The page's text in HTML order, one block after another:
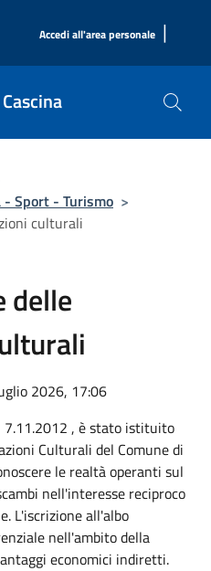
Accedi all'area personale |
Sport - Turismo >
culturali
delle
2026, 17:06
7.11.2012 , è stato istituito
Culturali del Comune di
le realtà operanti sul
nell'interesse reciproco
L'iscrizione all'albo
nell'ambito della
economici indiretti.